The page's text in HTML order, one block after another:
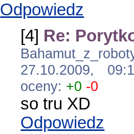
Odpowiedz
[4] Re:
27.10.2009,
oceny: +0 -0
so tru XD
Odpowiedz